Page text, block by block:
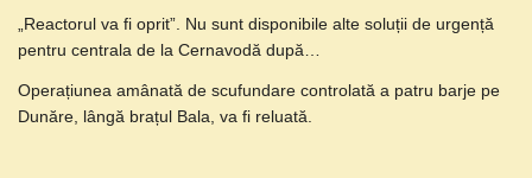
„Reactorul va fi oprit”. Nu sunt disponibile alte soluții de urgență
pentru centrala de la Cernavodă după…
Operațiunea amânată de scufundare controlată a patru barje pe
Dunăre, lângă brațul Bala, va fi reluată.